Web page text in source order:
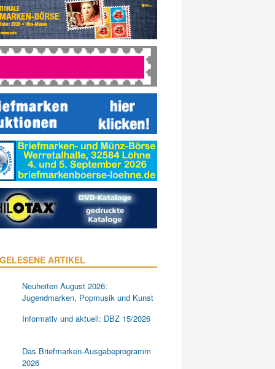
ARTIKEL
Neuheiten August 2026:
Jugendmarken, Popmusik und Kunst
Informativ und aktuell: DBZ 15/2026
Das Briefmarken-Ausgabeprogramm
2026